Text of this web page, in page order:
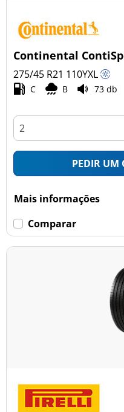
Continental
275/45 R21 110YXL
C B 73 db
PEDIR UM
Mais informações
Comparar